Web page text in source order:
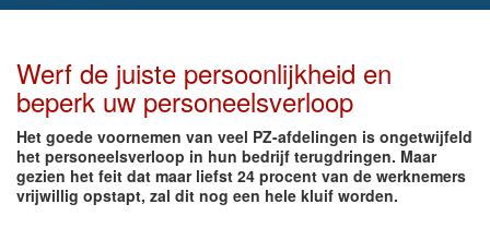
Werf de juiste persoonlijkheid en
beperk uw personeelsverloop
Het goede voornemen van veel PZ-afdelingen is ongetwijfeld
het personeelsverloop in hun bedrijf terugdringen. Maar
gezien het feit dat maar liefst 24 procent van de werknemers
vrijwillig opstapt, zal dit nog een hele kluif worden.